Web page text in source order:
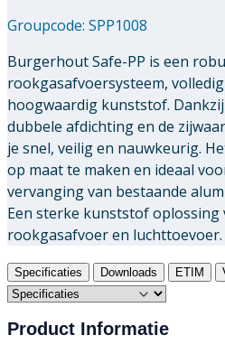
Groupcode: SPP1008
Burgerhout Safe-PP is een
rookgasafvoersysteem,
hoogwaardig kunststof.
dubbele afdichting en de
je snel, veilig en nauwkeurig.
op maat te maken en ideaal
vervanging van bestaande
Een sterke kunststof
rookgasafvoer en luchttoevoer.
Specificaties Downloads ETIM
Product Informatie